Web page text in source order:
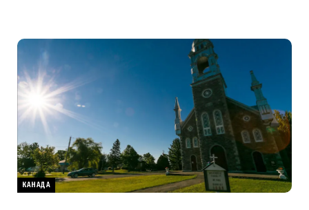
КАНАДА